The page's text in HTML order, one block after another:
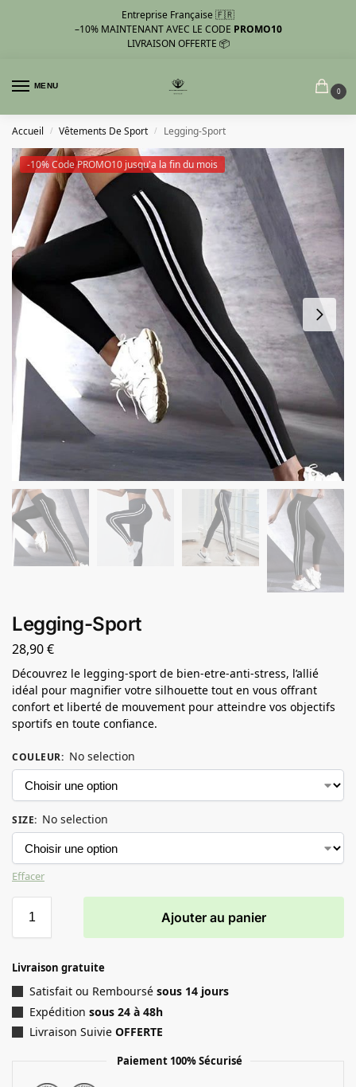
Entreprise Française 🇫🇷
–10% MAINTENANT AVEC LE CODE PROMO10
LIVRAISON OFFERTE 📦
MENU
0
Accueil / Vêtements De Sport / Legging-Sport
-10% Code PROMO10 jusqu'a la fin du mois
Legging-Sport
28,90€
Découvrez le legging-sport de bien-etre-anti-stress, l’allié
idéal pour magnifier votre silhouette tout en vous offrant
confort et liberté de mouvement pour atteindre vos objectifs
sportifs en toute confiance.
COULEUR: No selection
SIZE: No selection
Effacer
Ajouter au panier
Livraison gratuite
Satisfait ou Remboursé sous 14 jours
Expédition sous 24 à 48h
Livraison Suivie OFFERTE
Paiement 100% Sécurisé